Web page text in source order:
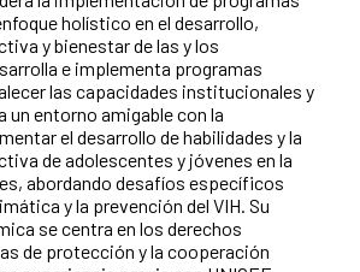
holístico en el desarrollo,
y bienestar de las y los
e implementa programas
las capacidades institucionales y
un entorno amigable con la
el desarrollo de habilidades y la
de adolescentes y jóvenes en la
abordando desafíos específicos
y la prevención del VIH. Su
se centra en los derechos
de protección y la cooperación